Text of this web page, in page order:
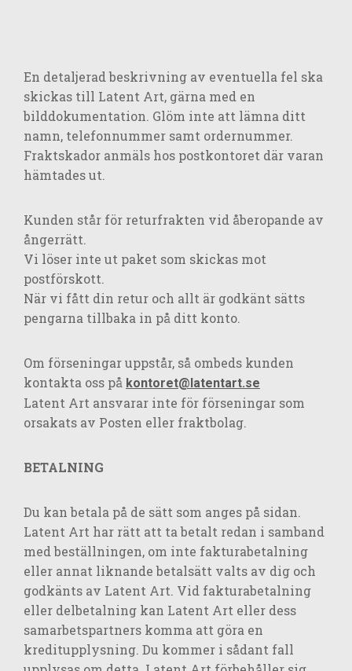
En detaljerad beskrivning av eventuella fel ska
skickas till Latent Art, gärna med en
bilddokumentation. Glöm inte att lämna ditt
namn, telefonnummer samt ordernummer.
Fraktskador anmäls hos postkontoret där varan
hämtades ut.
Kunden står för returfrakten vid åberopande av
ångerrätt.
Vi löser inte ut paket som skickas mot
postförskott.
När vi fått din retur och allt är godkänt sätts
pengarna tillbaka in på ditt konto.
Om förseningar uppstår, så ombeds kunden
kontakta oss på kontoret@latentart.se
Latent Art ansvarar inte för förseningar som
orsakats av Posten eller fraktbolag.
BETALNING
Du kan betala på de sätt som anges på sidan.
Latent Art har rätt att ta betalt redan i samband
med beställningen, om inte fakturabetalning
eller annat liknande betalsätt valts av dig och
godkänts av Latent Art. Vid fakturabetalning
eller delbetalning kan Latent Art eller dess
samarbetspartners komma att göra en
kreditupplysning. Du kommer i sådant fall